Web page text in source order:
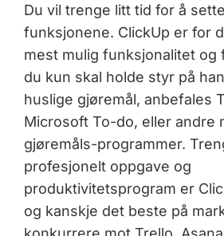
Du vil trenge litt tid for å
funksjonene. ClickUp er for
mest mulig funksjonalitet og
du kun skal holde styr på
huslige gjøremål, anbefales
Microsoft To-do, eller andre
gjøremåls-programmer.
profesjonelt oppgave og
produktivitetsprogram er
og kanskje det beste på